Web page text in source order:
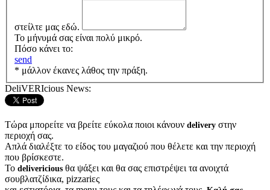
στείλτε μας εδώ.
Το μήνυμά σας είναι πολύ μικρό.
Πόσο κάνει το:
send
* μάλλον έκανες λάθος την πράξη.
DeliVERIcious News:
Τώρα μπορείτε να βρείτε εύκολα ποιοι κάνουν delivery στην
περιοχή σας.
Απλά διαλέξτε το είδος του μαγαζιού που θέλετε και την περιοχή
που βρίσκεστε.
Το delivericious θα ψάξει και θα σας επιστρέψει τα ανοιχτά
σουβλατζίδικα, pizzariες